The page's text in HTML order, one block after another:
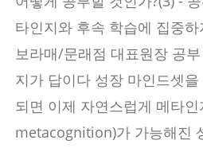
공
부
할
것
가?
공
잘
타인지와 후속 학습에 집중
보라매/문래점 대표원장 공
지가 답이다 성장 마인드셋
되면 이제 자연스럽게 메타인
metacognition)가 가능해진